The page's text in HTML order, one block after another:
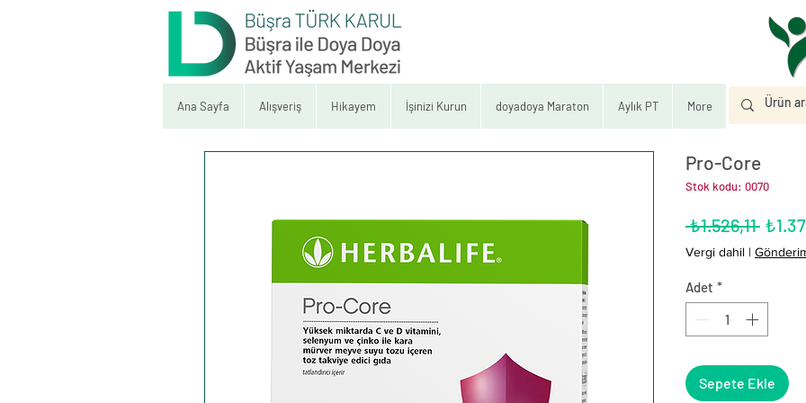
Ana Sayfa Alışveriş Hikayem İşinizi Kurun doyadoya Maraton Aylık PT More
Pro-Core
Stok kodu: 0070
₺1.526,11
Fiyat
Vergi dahil |
Adet *
Sepete Ekle